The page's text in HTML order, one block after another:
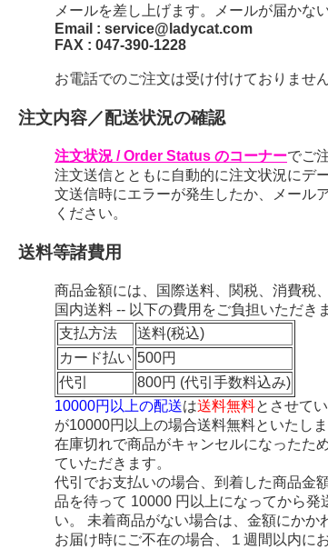
メールを差し上げます。メールが届かな
Email : service@ladycat.com
FAX : 047-390-1228
お電話でのご注文は受け付けておりません
注文内容／配送状況の確認
注文状況 / Order Status のコーナーでご
注文送信とともに自動的に注文状況にデ
文送信時にエラーが発生したか、メール
ください。
送料等諸費用
商品金額には、国際送料、関税、消費税
国内送料 -- 以下の費用をご負担いただき
支払方法
送料(税込)
カード払い 500円
代引
800円 (代引手数料込み)
10000円以上の配送は送料無料とさせて
が10000円以上の場合送料無料といたし
在庫切れで商品がキャンセルになったた
ていただきます。
代引でお支払いの場合、到着した商品金
品を待って 10000 円以上になってから
い。 未着商品がない場合は、金額にかか
お届け時にご不在の場合、１週間以内に